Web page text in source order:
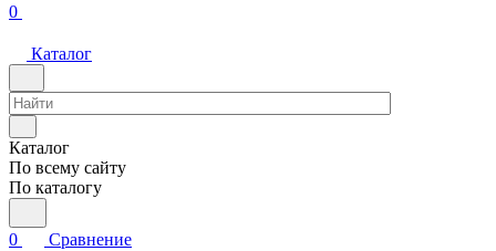
0
Каталог
Каталог
По всему сайту
По каталогу
0
Сравнение